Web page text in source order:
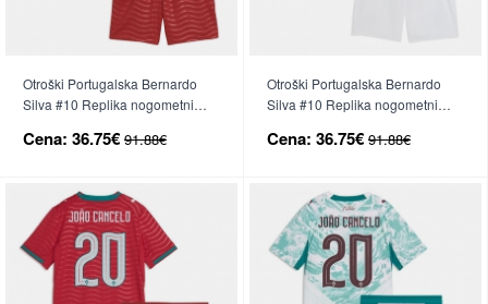
Otroški Portugalska Bernardo
Silva #10 Replika nogometni
Kratek Rokav (+ hlače)
Cena: 36.75€ 91.88€
Otroški Portugalska Bernardo
Silva #10 Replika nogometni
Kratek Rokav (+ hlače)
Cena: 36.75€ 91.88€